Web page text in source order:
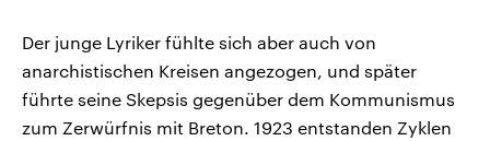
Der junge Lyriker fühlte sich aber auch von
anarchistischen Kreisen angezogen, und später
führte seine Skepsis gegenüber dem Kommunismus
zum Zerwürfnis mit Breton. 1923 entstanden Zyklen